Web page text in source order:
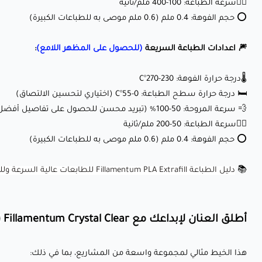
🏃‍♂️سرعة الطباعة: 100-400 ملم/ثانية
⭕ حجم الفوهة: 0.4 ملم (0.6 ملم موصى به للطباعات الكبيرة)
🎆 اعدادات الطباعة السريعة (للحصول على المظهر اللامع):
🌡️درجة حرارة الفوهة: 230-270°C
🛏️ درجة حرارة سطح الطباعة: 0-55°C (اختياري لتحسين الالتصاق)
💨 سرعة المروحة: 50-100% (تبريد محسن للحصول على تفاصيل أفضل)
🏃‍♂️سرعة الطباعة: 50-200 ملم/ثانية
⭕ حجم الفوهة: 0.4 ملم (0.6 ملم موصى به للطباعات الكبيرة)
📚 دليل الطباعة Fillamentum PLA Extrafill للطابعات عالية السرعة وللطابعات العادية
أطلق العنان لإبداعك مع Fillamentum Crystal Clear (أزرق أيسلندا):
هذا الخيط مثالي لمجموعة واسعة من المشاريع، بما في ذلك: